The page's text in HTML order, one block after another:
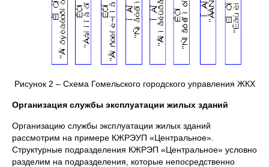
Рисунок 2 – Схема Гомельского городского управления ЖКХ
Организация службы эксплуатации жилых зданий
Организацию службы эксплуатации жилых зданий
рассмотрим на примере КЖРЭУП «Центральное».
Структурные подразделения КЖРЭП «Центральное» условно
разделим на подразделения, которые непосредственно